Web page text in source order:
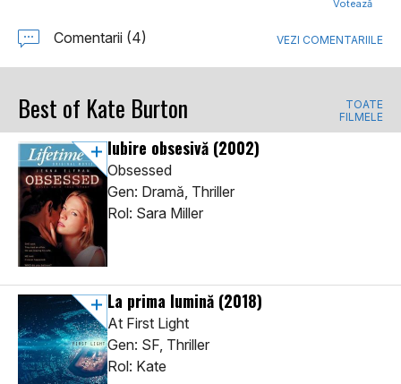
Votează
Comentarii (4) VEZI COMENTARIILE
Best of Kate Burton
TOATE
FILMELE
Iubire obsesivă (2002)
Obsessed
Gen: Dramă, Thriller
Rol: Sara Miller
La prima lumină (2018)
At First Light
Gen: SF, Thriller
Rol: Kate